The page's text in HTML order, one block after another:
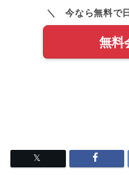
＼ 今なら無料で
無料